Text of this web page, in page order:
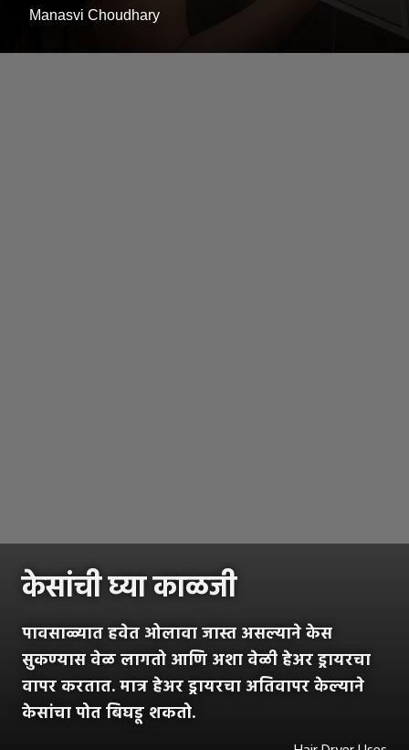
Manasvi Choudhary
केसांची घ्या काळजी
पावसाळ्यात हवेत ओलावा जास्त असल्याने केस
सुकण्यास वेळ लागतो आणि अशा वेळी हेअर ड्रायरचा
वापर करतात. मात्र हेअर ड्रायरचा अतिवापर केल्याने
केसांचा पोत बिघडू शकतो.